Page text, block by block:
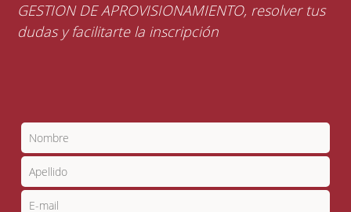
GESTION DE APROVISIONAMIENTO, resolver tus
dudas y facilitarte la inscripción